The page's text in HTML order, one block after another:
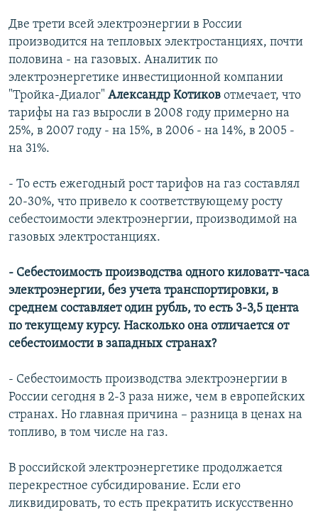
Две трети всей электроэнергии в России
производится на тепловых электростанциях, почти
половина - на газовых. Аналитик по
электроэнергетике инвестиционной компании
"Тройка-Диалог" Александр Котиков отмечает, что
тарифы на газ выросли в 2008 году примерно на
25%, в 2007 году - на 15%, в 2006 - на 14%, в 2005 -
на 31%.
- То есть ежегодный рост тарифов на газ составлял
20-30%, что привело к соответствующему росту
себестоимости электроэнергии, производимой на
газовых электростанциях.
- Себестоимость производства одного киловатт-часа
электроэнергии, без учета транспортировки, в
среднем составляет один рубль, то есть 3-3,5 цента
по текущему курсу. Насколько она отличается от
себестоимости в западных странах?
- Себестоимость производства электроэнергии в
России сегодня в 2-3 раза ниже, чем в европейских
странах. Но главная причина – разница в ценах на
топливо, в том числе на газ.
В российской электроэнергетике продолжается
перекрестное субсидирование. Если его
ликвидировать, то есть прекратить искусственно